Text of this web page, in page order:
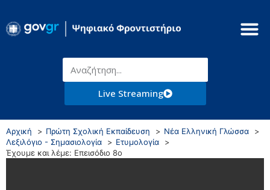
Live Streaming
Αρχική Πρώτη Σχολική Εκπαίδευση
Νέα Ελληνική Γλώσσα
Λεξιλόγιο - Σημασιολογία
Ετυμολογία
Έχουμε και λέμε: Επεισόδιο 8ο